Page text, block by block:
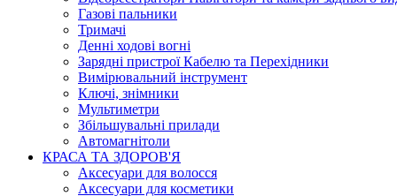
Газові пальники
Тримачі
Денні ходові вогні
Зарядні пристрої Кабелю та Перехідники
Вимірювальний інструмент
Ключі, знімники
Мультиметри
Збільшувальні прилади
Автомагнітоли
КРАСА ТА ЗДОРОВ'Я
Аксесуари для волосся
Аксесуари для косметики